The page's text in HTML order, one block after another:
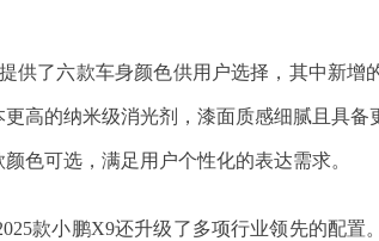
供了六款车身颜色供用户选择，其中新增
高的纳米级消光剂，漆面质感细腻且具备
色可选，满足用户个性化的表达需求。
款小鹏X9还升级了多项行业领先的配置